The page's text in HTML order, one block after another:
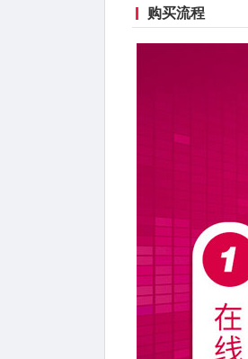
购买流程